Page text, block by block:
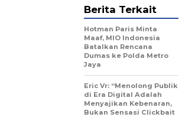
Berita Terkait
Hotman Paris Minta
Maaf, MIO Indonesia
Batalkan Rencana
Dumas ke Polda Metro
Jaya
Eric Vr: “Menolong Publik
di Era Digital Adalah
Menyajikan Kebenaran,
Bukan Sensasi Clickbait